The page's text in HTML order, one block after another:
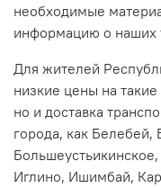
необходимые
информацию о наших
Для жителей
низкие цены на
но и доставка
города, как
Иглино, Ишимбай,